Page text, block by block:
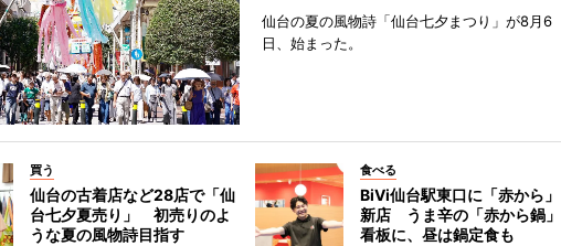
仙台の夏の風物詩「仙台七夕まつり」が8月6
日、始まった。
買う
仙台の古着店など28店で「仙
台七夕夏売り」 初売りのよ
うな夏の風物詩目指す
食べる
BiVi仙台駅東口に「赤から」
新店 うま辛の「赤から鍋」
看板に、昼は鍋定食も